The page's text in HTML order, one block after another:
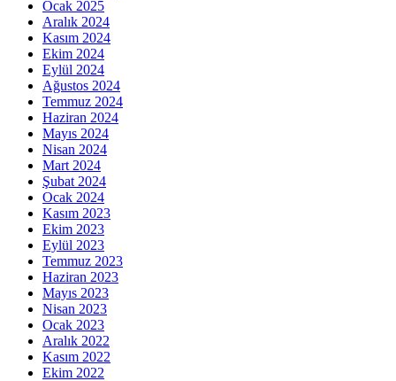
Ocak 2025
Aralık 2024
Kasım 2024
Ekim 2024
Eylül 2024
Ağustos 2024
Temmuz 2024
Haziran 2024
Mayıs 2024
Nisan 2024
Mart 2024
Şubat 2024
Ocak 2024
Kasım 2023
Ekim 2023
Eylül 2023
Temmuz 2023
Haziran 2023
Mayıs 2023
Nisan 2023
Ocak 2023
Aralık 2022
Kasım 2022
Ekim 2022